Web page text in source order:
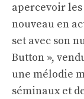
apercevoir les
nouveau en
set avec son
Button »,
une mélodie
séminaux et